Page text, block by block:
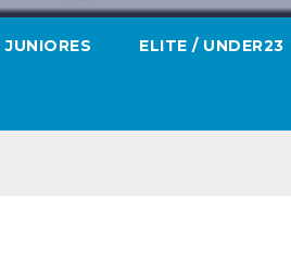
JUNIORES ELITE / UNDER23